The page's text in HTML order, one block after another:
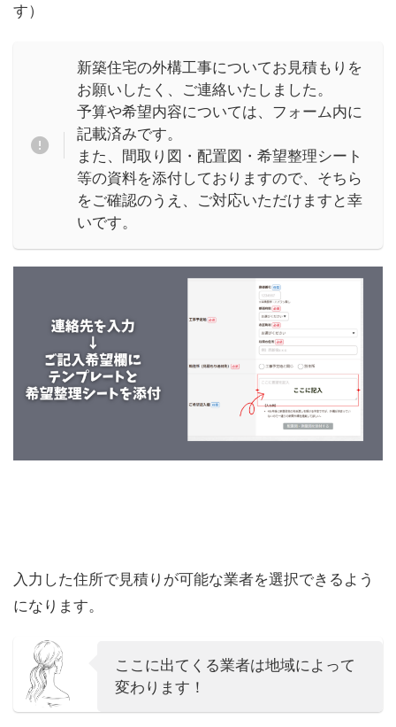
す）
新築住宅の外構工事についてお見積もりを
お願いしたく、ご連絡いたしました。
予算や希望内容については、フォーム内に
記載済みです。
また、間取り図・配置図・希望整理シート
等の資料を添付しておりますので、そちら
をご確認のうえ、ご対応いただけますと幸
いです。
入力した住所で見積りが可能な業者を選択できるよう
になります。
ここに出てくる業者は地域によって
変わります！